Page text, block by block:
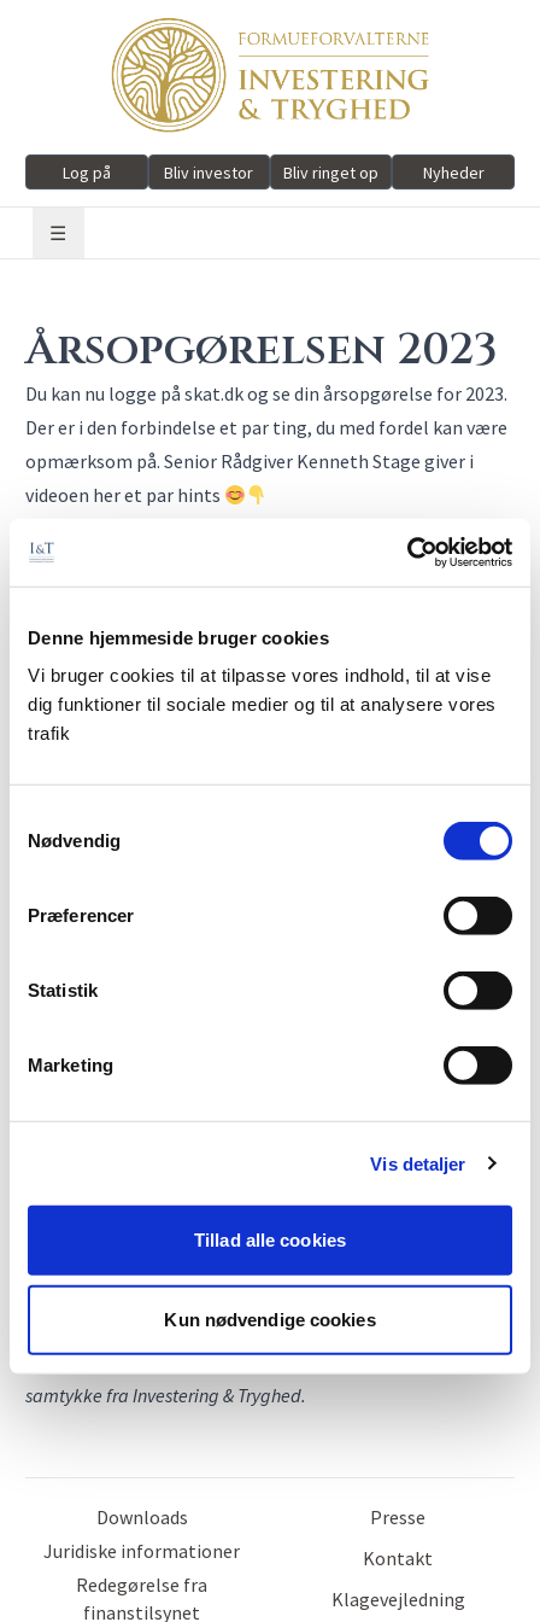
Denne hjemmeside bruger cookies
Vi bruger cookies til at tilpasse vores indhold, til at vise
dig funktioner til sociale medier og til at analysere vores
trafik
Nødvendig
Præferencer
Statistik
Marketing
Vis detaljer
Tillad alle cookies
Kun nødvendige cookies
Log på Bliv investor Bliv ringet op Nyheder
☰
Årsopgørelsen 2023
Du kan nu logge på skat.dk og se din årsopgørelse for 2023.
Der er i den forbindelse et par ting, du med fordel kan være
opmærksom på. Senior Rådgiver Kenneth Stage giver i
videoen her et par hints
hvis du har spørgsmål.
DISCLAIMER:
tidligere afkast, fremtidige afkast eller kursudvikling kan ikke
anvendes som en pålidelig indikator for fremtidige afkast.
Afkast og/eller kursudvikling kan blive negativ. Såfremt
materialet indeholder oplysninger om en særlig
kan ikke anvendes som et tilbud om at købe eller sælge et
investeringsprodukt.
Materialet må ikke mangfoldiggøres eller distribueres uden
samtykke fra Investering & Tryghed.
Downloads
Juridiske informationer
Redegørelse fra
finanstilsynet
Presse
Kontakt
Klagevejledning